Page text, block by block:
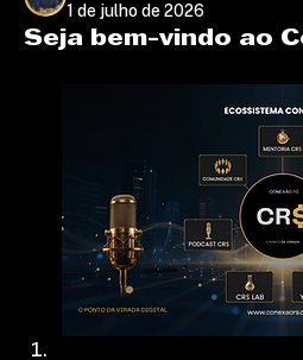
1 de julho de 2026
Seja bem-vindo ao